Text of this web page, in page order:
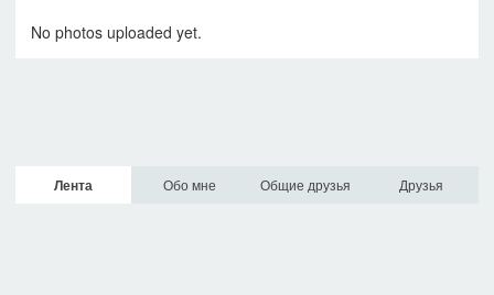
No photos uploaded yet.
Лента Обо мне Общие друзья Друзья